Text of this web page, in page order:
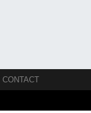
CONTACT